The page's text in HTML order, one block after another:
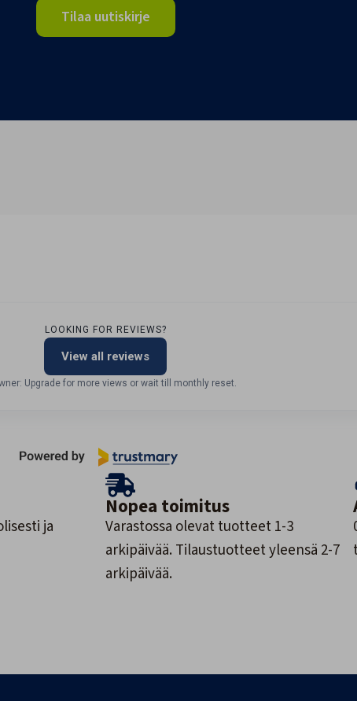
Tilaa uutiskirje
LOOKING FOR REVIEWS?
View all reviews
Upgrade for more views or wait till monthly reset.
ja
Nopea toimitus
Varastossa olevat tuotteet 1-3
arkipäivää. Tilaustuotteet yleensä 2-7
arkipäivää.